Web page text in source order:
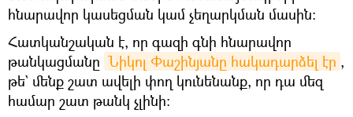
հնարավոր կասեցման կամ չեղարկման մասին։
Հատկանշական է, որ գազի գնի հնարավոր
թանկացմանը Նիկոլ Փաշինյանը հակադարձել էր ,
թե` մենք շատ ավելի փող կունենանք, որ դա մեզ
համար շատ թանկ չլինի։